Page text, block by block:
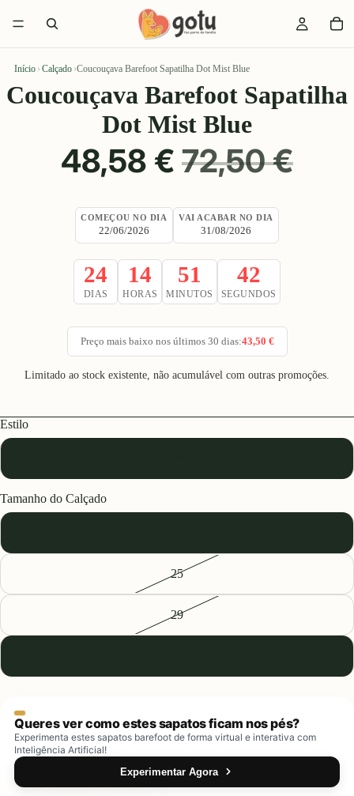
Início › Calçado ›Coucouçava Barefoot Sapatilha Dot Mist Blue
Coucouçava Barefoot Sapatilha
Dot Mist Blue
PREÇO
PROMOCIONAL
48,58 € PREÇO
NORMAL
72,50 €
COMEÇOU NO DIA
22/06/2026
VAI ACABAR NO DIA
31/08/2026
24
DIAS
14
HORAS
51
MINUTOS
42
SEGUNDOS
Preço mais baixo nos últimos 30 dias:43,50 €
Limitado ao stock existente, não acumulável com outras promoções.
Estilo
Tamanho do Calçado
25
29
Queres ver como estes sapatos ficam nos pés?
Experimenta estes sapatos barefoot de forma virtual e interativa com
Inteligência Artificial!
Experimentar Agora